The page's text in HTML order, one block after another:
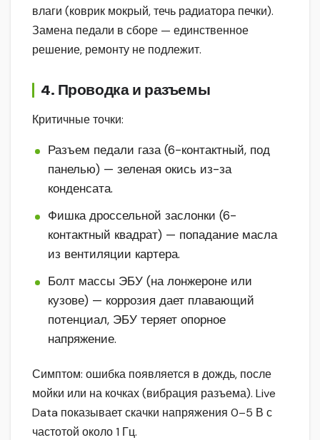
влаги (коврик мокрый, течь радиатора печки).
Замена педали в сборе — единственное
решение, ремонту не подлежит.
4. Проводка и разъемы
Критичные точки:
Разъем педали газа (6-контактный, под
панелью) — зеленая окись из-за
конденсата.
Фишка дроссельной заслонки (6-
контактный квадрат) — попадание масла
из вентиляции картера.
Болт массы ЭБУ (на лонжероне или
кузове) — коррозия дает плавающий
потенциал, ЭБУ теряет опорное
напряжение.
Симптом: ошибка появляется в дождь, после
мойки или на кочках (вибрация разъема). Live
Data показывает скачки напряжения 0–5 В с
частотой около 1 Гц.